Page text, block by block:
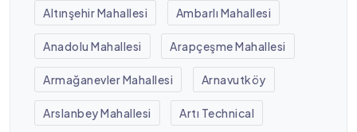
Altınşehir Mahallesi Ambarlı Mahallesi
Anadolu Mahallesi Arapçeşme Mahallesi
Armağanevler Mahallesi Arnavutköy
Arslanbey Mahallesi Artı Technical